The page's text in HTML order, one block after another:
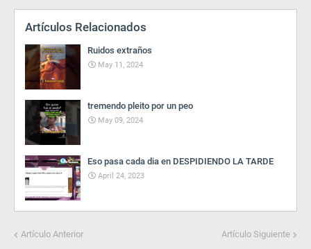
Artículos Relacionados
Ruidos extraños
May 11, 2024
tremendo pleito por un peo
May 09, 2024
Eso pasa cada dia en DESPIDIENDO LA TARDE
April 24, 2023
Artículo Anterior Artículo Siguiente